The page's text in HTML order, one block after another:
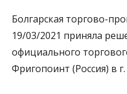
Болгарская торгово-
19/03/2021 приняла
официального
Фригопоинт (Россия) в